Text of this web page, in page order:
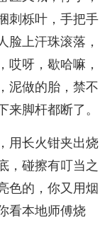
刺栎叶，手把手
脸上汗珠滚落，
哎呀，歇哈嘛，
泥做的胎，禁不
来脚杆都断了。
用长火钳夹出烧
，碰擦有叮当之
色的，你又用烟
看本地师傅烧